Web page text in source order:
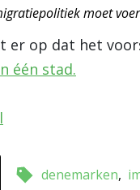
moet
er op dat het
één stad.
denemarken